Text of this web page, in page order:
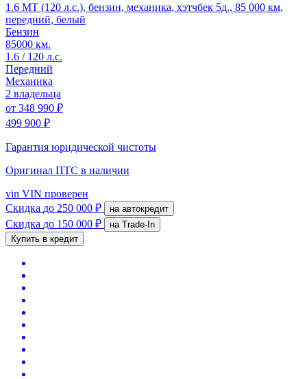
1.6 MT (120 л.с.), бензин, механика, хэтчбек 5д., 85 000 км,
передний, белый
Бензин
85000 км.
1.6 / 120 л.с.
Передний
Механика
2 владельца
от 348 990 ₽
499 900 ₽
Гарантия юридической чистоты
Оригинал ПТС в наличии
vin VIN проверен
Скидка до 250 000 ₽ на автокредит
Скидка до 150 000 ₽
на Trade-In
Купить в кредит